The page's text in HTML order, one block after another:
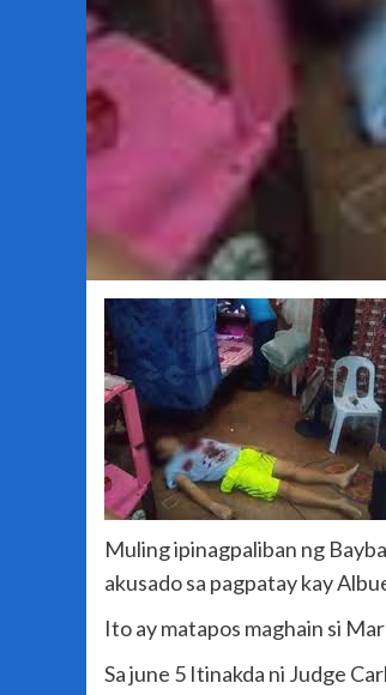
Muling ipinagpaliban ng
akusado sa pagpatay kay
Ito ay matapos maghain si
Sa june 5 Itinakda ni Judge